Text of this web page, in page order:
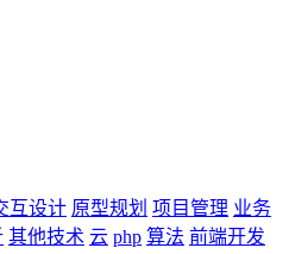
互设计 原型规划 项目管理 业务
其他技术 云 php 算法 前端开发